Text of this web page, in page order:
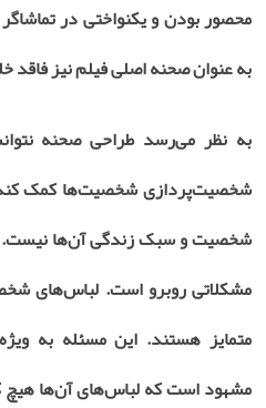
محصور بودن و یکنواختی در
به عنوان صحنه اصلی فیلم نیز فاقد
به نظر می‌رسد طراحی صحنه
شخصیت‌پردازی شخصیت‌ها کمک کند
شخصیت و سبک زندگی آن‌ها نیست.
مشکلاتی روبرو است. لباس‌های
متمایز هستند. این مسئله به
مشهود است که لباس‌های آن‌ها